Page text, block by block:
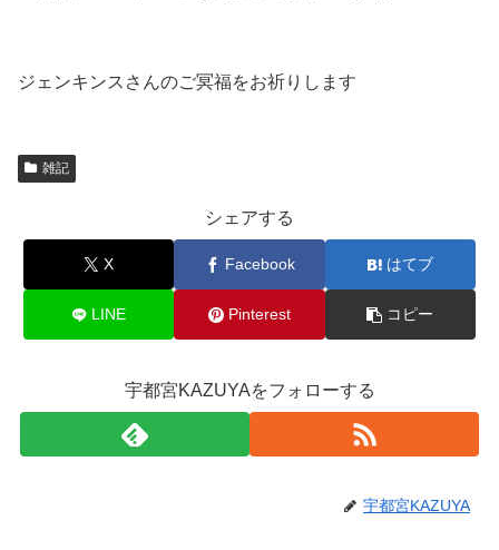
ジェンキンスさんのご冥福をお祈りします
雑記
シェアする
X Facebook はてブ
LINE Pinterest コピー
宇都宮KAZUYAをフォローする
宇都宮KAZUYA